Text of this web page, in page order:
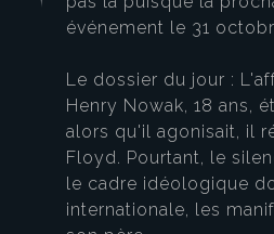
événement le 31
Le dossier du jour :
Henry Nowak, 18 ans,
alors qu'il agonisait, il
Floyd. Pourtant, le
le cadre idéologique
internationale, les